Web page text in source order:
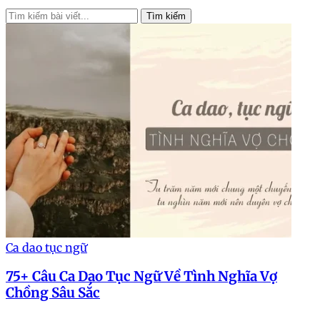
Tìm kiếm
Ca dao tục ngữ
75+ Câu Ca Dao Tục Ngữ Về Tình Nghĩa Vợ
Chồng Sâu Sắc